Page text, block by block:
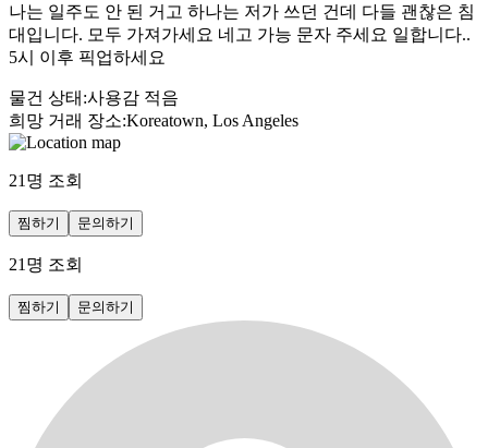
나는 일주도 안 된 거고 하나는 저가 쓰던 건데 다들 괜찮은 침
대입니다. 모두 가져가세요 네고 가능 문자 주세요 일합니다..
5시 이후 픽업하세요
물건 상태 :사용감 적음
희망 거래 장소:Koreatown, Los Angeles
21 명 조회
찜하기 문의하기
21 명 조회
찜하기 문의하기